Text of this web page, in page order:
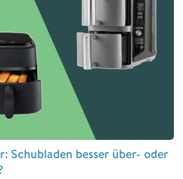
Schubladen besser über- oder